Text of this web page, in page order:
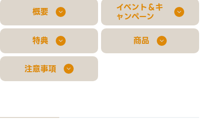
概要 イベント＆キ
ャンペーン
特典
商品
注意事項